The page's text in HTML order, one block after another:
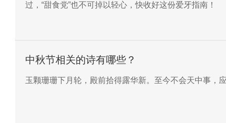
过，“甜食党”也不可掉以轻心，快收好这份爱牙指南！
中秋节相关的诗有哪些？
玉颗珊珊下月轮，殿前拾得露华新。至今不会天中事，